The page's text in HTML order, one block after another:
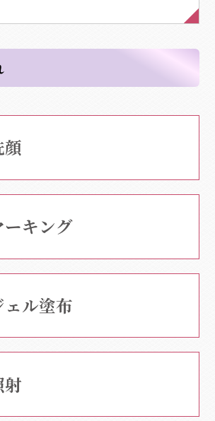
顔
ーキング
ェル塗布
射